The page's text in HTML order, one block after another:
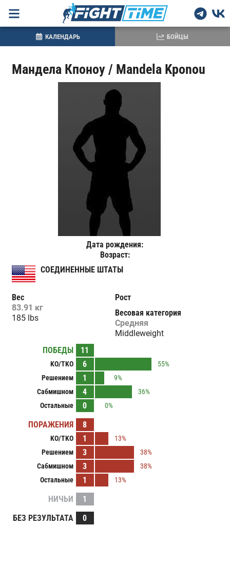
Мандела Кпоноу / Mandela Kponou
Дата рождения:
Возраст:
СОЕДИНЕННЫЕ ШТАТЫ
Вес
83.91 кг
185 lbs
Рост
Весовая категория
Средняя
Middleweight
ПОБЕДЫ
11
KO/TKO 6
55%
Решением
1
9%
Сабмишном
4
36%
Остальные
0 0%
ПОРАЖЕНИЯ 8
KO/TKO 1
13%
Решением
3
38%
Сабмишном
3
38%
Остальные
1 13%
НИЧЬИ
1
БЕЗ РЕЗУЛЬТАТА
0
КАЛЕНДАРЬ БОЙЦЫ